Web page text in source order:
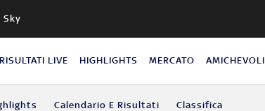
RISULTATI LIVE HIGHLIGHTS MERCATO AMICHEVOLI
Calendario E Risultati Classifica